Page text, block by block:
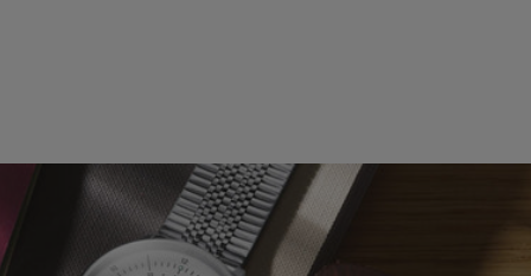
Länge
78 + 115 mm
Schnellwechselsystem